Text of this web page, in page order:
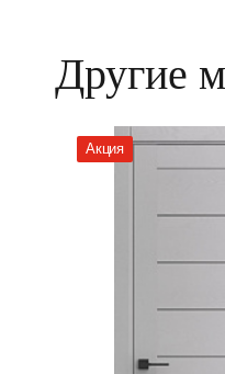
Другие
Акция